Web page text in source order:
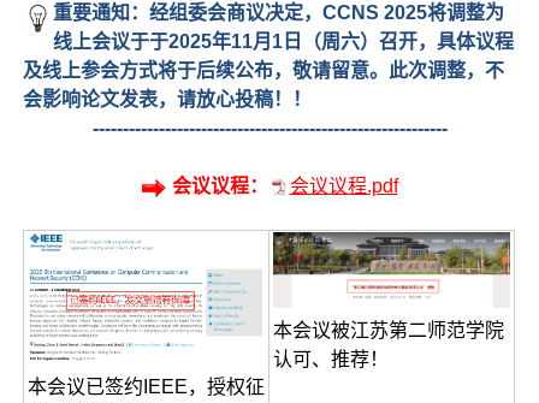
重要通知：经组委会商议决定，CCNS 2025将调整为
线上会议于于2025年11月1日（周六）召开，具体议程
及线上参会方式将于后续公布，敬请留意。此次调整，不
会影响论文发表，请放心投稿！！
-----------------------------------------------------------
会议议程： 会议议程.pdf
本会议已签约IEEE，授权征
本会议被江苏第二师范学院
认可、推荐！